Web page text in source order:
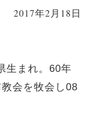
2017年2月18日
生まれ。60年
会を牧会し08